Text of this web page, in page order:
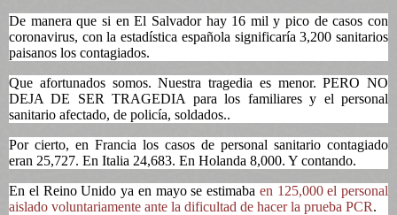
De manera que si en El Salvador hay 16 mil y pico de casos con
coronavirus, con la estadística española significaría 3,200 sanitarios
paisanos los contagiados.
Que afortunados somos. Nuestra tragedia es menor. PERO NO
DEJA DE SER TRAGEDIA para los familiares y el personal
sanitario afectado, de policía, soldados..
Por cierto, en Francia los casos de personal sanitario contagiado
eran 25,727. En Italia 24,683. En Holanda 8,000. Y contando.
En el Reino Unido ya en mayo se estimaba en 125,000 el personal
aislado voluntariamente ante la dificultad de hacer la prueba PCR.